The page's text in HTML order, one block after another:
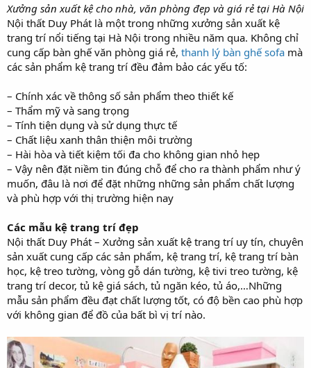
Xưởng sản xuất kệ cho nhà, văn phòng đẹp và giá rẻ tại Hà Nội
Nội thất Duy Phát là một trong những xưởng sản xuất kệ
trang trí nổi tiếng tại Hà Nội trong nhiều năm qua. Không chỉ
cung cấp bàn ghế văn phòng giá rẻ, thanh lý bàn ghế sofa mà
các sản phẩm kệ trang trí đều đảm bảo các yếu tố:
– Chính xác về thông số sản phẩm theo thiết kế
– Thẩm mỹ và sang trọng
– Tính tiện dụng và sử dụng thực tế
– Chất liệu xanh thân thiện môi trường
– Hài hòa và tiết kiệm tối đa cho không gian nhỏ hẹp
– Vậy nên đặt niềm tin đúng chỗ để cho ra thành phẩm như ý
muốn, đâu là nơi để đặt những những sản phẩm chất lượng
và phù hợp với thị trường hiện nay
Các mẫu kệ trang trí đẹp
Nội thất Duy Phát – Xưởng sản xuất kệ trang trí uy tín, chuyên
sản xuất cung cấp các sản phẩm, kệ trang trí, kệ trang trí bàn
học, kệ treo tường, vòng gỗ dán tường, kệ tivi treo tường, kệ
trang trí decor, tủ kệ giá sách, tủ ngăn kéo, tủ áo,…Những
mẫu sản phẩm đều đạt chất lượng tốt, có độ bền cao phù hợp
với không gian để đồ của bất bì vị trí nào.